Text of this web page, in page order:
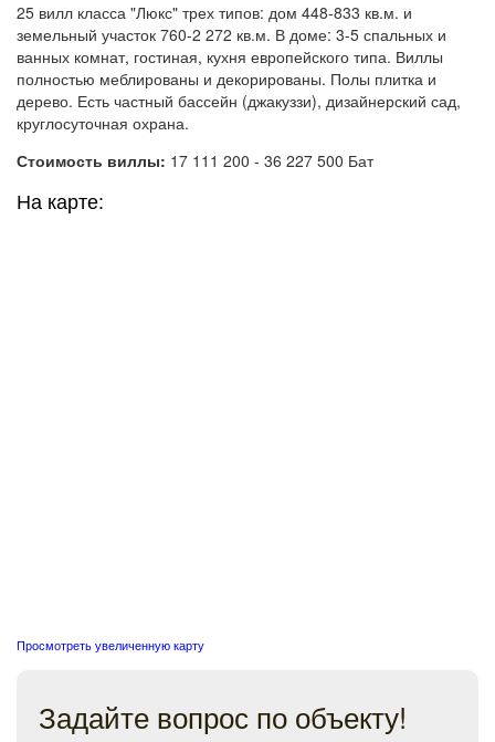
25 вилл класса "Люкс" трех типов: дом 448-833 кв.м. и
земельный участок 760-2 272 кв.м. В доме: 3-5 спальных и
ванных комнат, гостиная, кухня европейского типа. Виллы
полностью меблированы и декорированы. Полы плитка и
дерево. Есть частный бассейн (джакуззи), дизайнерский сад,
круглосуточная охрана.
Стоимость виллы: 17 111 200 - 36 227 500 Бат
На карте:
Просмотреть увеличенную карту
Задайте вопрос по объекту!